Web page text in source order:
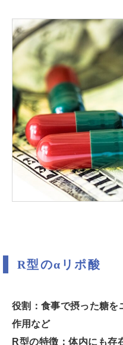
R型のαリポ酸
役割：食事で摂った糖を
作用など
R型の特徴：体内にも存